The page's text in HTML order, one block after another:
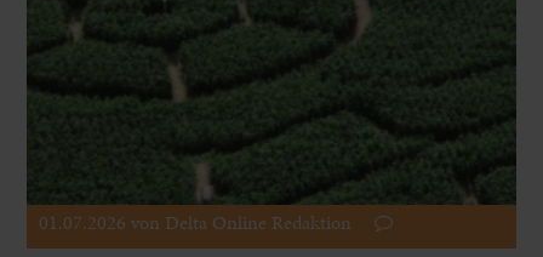
01.07.2026 von Delta Online Redaktion